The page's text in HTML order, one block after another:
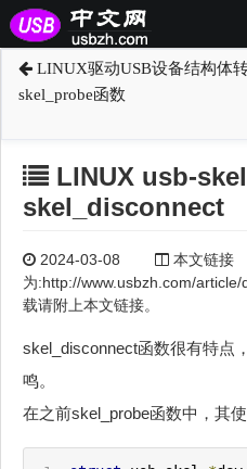
LINUX驱动USB设备结构体
skel_probe函数
LINUX usb-
skel_disconnect
2024-03-08
本文链接
为:http://www.usbzh.com/
载请附上本文链接。
skel_disconnect函数很有特点
鸣。
在之前skel_probe函数中，其